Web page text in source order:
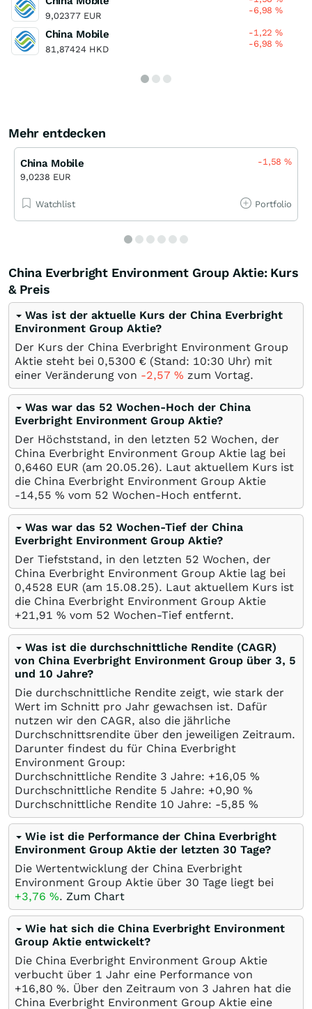
9,02377 EUR
-6,98%
China Mobile
81,87424 HKD
-1,22%
-6,98%
Mehr entdecken
China Mobile
9,0238 EUR
-1,58%
Watchlist Portfolio
China Everbright Environment Group Aktie: Kurs
& Preis
Was ist der aktuelle Kurs der China Everbright
Environment Group Aktie?
Der Kurs der China Everbright Environment Group
Aktie steht bei 0,5300 € (Stand: 10:30 Uhr) mit
einer Veränderung von -2,57 % zum Vortag.
Was war das 52 Wochen-Hoch der China
Everbright Environment Group Aktie?
Der Höchststand, in den letzten 52 Wochen, der
China Everbright Environment Group Aktie lag bei
0,6460 EUR (am 20.05.26). Laut aktuellem Kurs ist
die China Everbright Environment Group Aktie
-14,55 % vom 52 Wochen-Hoch entfernt.
Was war das 52 Wochen-Tief der China
Everbright Environment Group Aktie?
Der Tiefststand, in den letzten 52 Wochen, der
China Everbright Environment Group Aktie lag bei
0,4528 EUR (am 15.08.25). Laut aktuellem Kurs ist
die China Everbright Environment Group Aktie
+21,91 % vom 52 Wochen-Tief entfernt.
Was ist die durchschnittliche Rendite (CAGR)
von China Everbright Environment Group über 3, 5
und 10 Jahre?
Die durchschnittliche Rendite zeigt, wie stark der
Wert im Schnitt pro Jahr gewachsen ist. Dafür
nutzen wir den CAGR, also die jährliche
Durchschnittsrendite über den jeweiligen Zeitraum.
Darunter findest du für China Everbright
Environment Group:
Durchschnittliche Rendite 3 Jahre: +16,05 %
Durchschnittliche Rendite 5 Jahre: +0,90 %
Durchschnittliche Rendite 10 Jahre: -5,85 %
Wie ist die Performance der China Everbright
Environment Group Aktie der letzten 30 Tage?
Die Wertentwicklung der China Everbright
Environment Group Aktie über 30 Tage liegt bei
+3,76 %. Zum Chart
Wie hat sich die China Everbright Environment
Group Aktie entwickelt?
Die China Everbright Environment Group Aktie
verbucht über 1 Jahr eine Performance von
+16,80 %. Über den Zeitraum von 3 Jahren hat die
China Everbright Environment Group Aktie eine